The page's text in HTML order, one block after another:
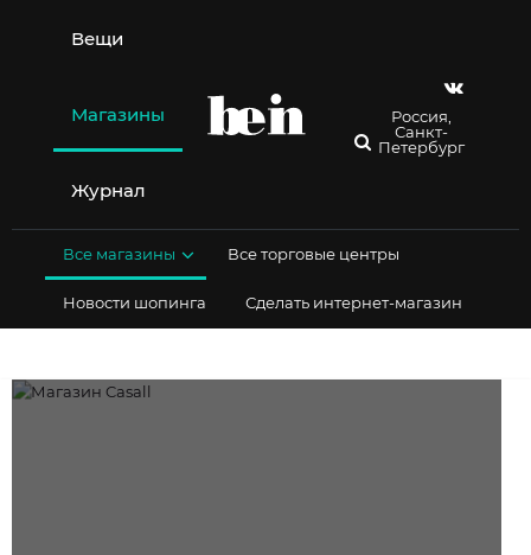
содержимому
Вещи
Магазины
Журнал
Россия,
Санкт-
Петербург
Все магазины Все торговые центры
Новости шопинга Сделать интернет-магазин